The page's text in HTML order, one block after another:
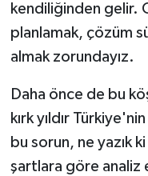
kendiliğinden gelir.
planlamak, çözüm
almak zorundayız.
Daha önce de bu
kırk yıldır
bu sorun, ne yazık
şartlara göre analiz